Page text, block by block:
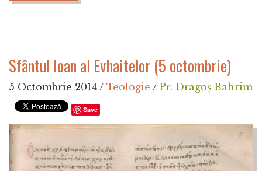
Sfântul Ioan al Evhaitelor (5 octombrie)
5 Octombrie 2014 / Teologie / Pr. Dragoș Bahrim
Save